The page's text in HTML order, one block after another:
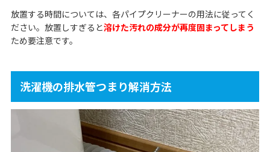
放置する時間については、各パイプクリーナーの用法に従ってく
ださい。放置しすぎると溶けた汚れの成分が再度固まってしまう
ため要注意です。
洗濯機の排水管つまり解消方法